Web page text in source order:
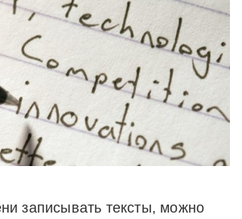
записывать тексты, можно